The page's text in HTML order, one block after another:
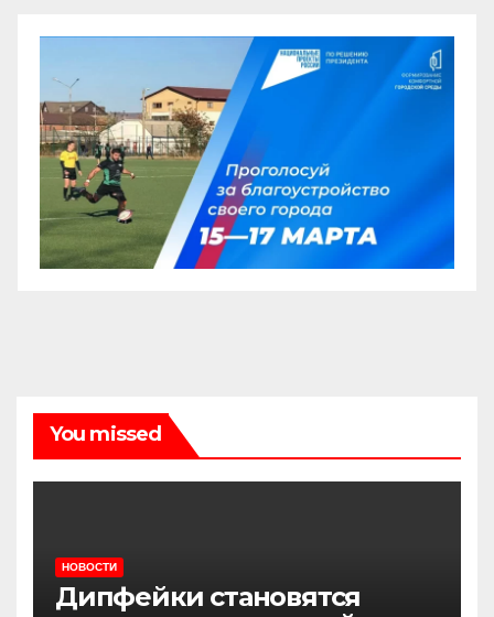
You missed
НОВОСТИ
Дипфейки становятся